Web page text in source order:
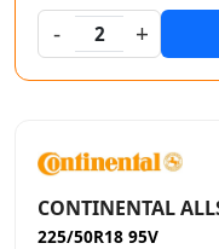
-
2 +
CONTINENTAL
225/50R18 95V